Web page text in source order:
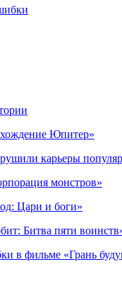
Юпитер»
карьеры
монстров»
Цари и боги»
Битва пяти
в фильме «Грань